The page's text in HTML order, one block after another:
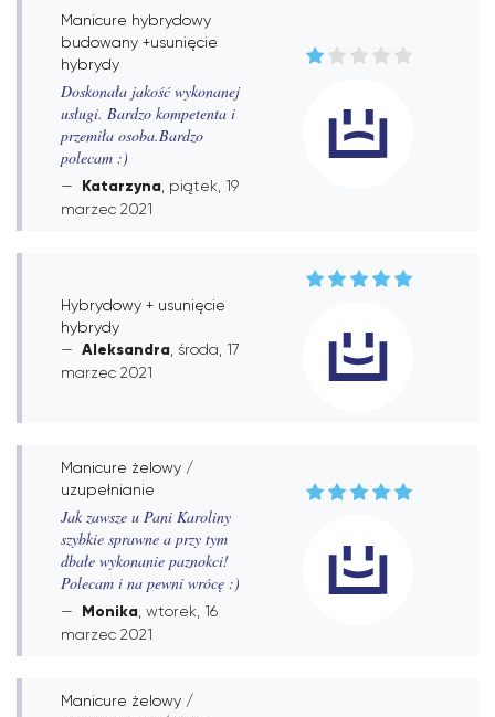
Manicure hybrydowy
budowany +usunięcie
hybrydy
Doskonała jakość wykonanej
usługi. Bardzo kompetenta i
przemiła osoba.Bardzo
polecam :)
Katarzyna , piątek, 19
marzec 2021
Hybrydowy + usunięcie
hybrydy
Aleksandra , środa, 17
marzec 2021
Manicure żelowy /
uzupełnianie
Jak zawsze u Pani Karoliny
szybkie sprawne a przy tym
dbałe wykonanie paznokci!
Polecam i na pewni wrócę :)
Monika , wtorek, 16
marzec 2021
Manicure żelowy /